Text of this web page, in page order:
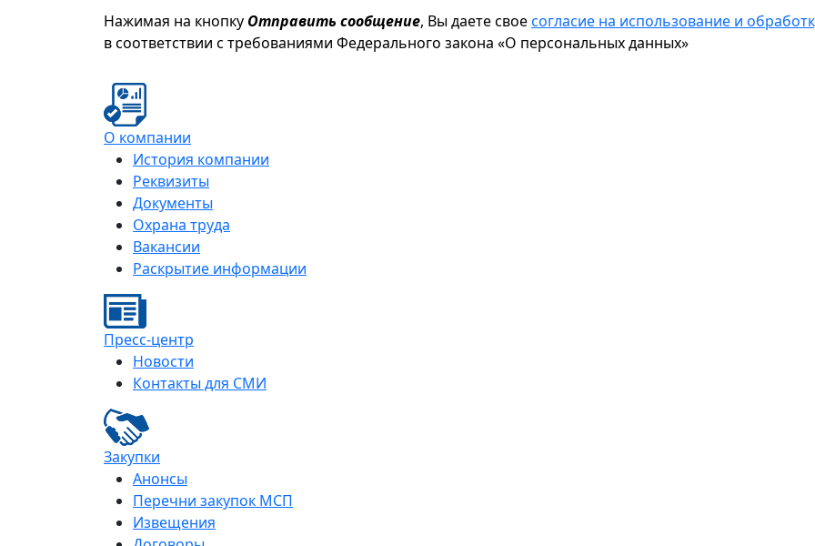
Нажимая на кнопку Отправить сообщение, Вы даете своесогласие на использование и
в соответствии с требованиями Федерального закона «О персональных данных»
О компании
История компании
Реквизиты
Документы
Охрана труда
Вакансии
Раскрытие информации
Пресс-центр
Новости
Контакты для СМИ
Закупки
Анонсы
Перечни закупок МСП
Извещения